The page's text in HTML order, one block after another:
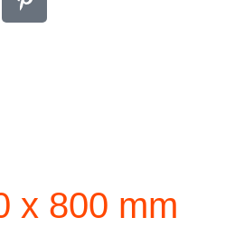
x 800 mm